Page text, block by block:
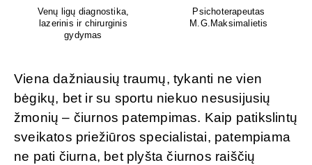
Venų ligų diagnostika,
lazerinis ir chirurginis
gydymas
Psichoterapeutas
M.G.Maksimalietis
Viena dažniausių traumų, tykanti ne vien
bėgikų, bet ir su sportu niekuo nesusijusių
žmonių – čiurnos patempimas. Kaip patikslintų
sveikatos priežiūros specialistai, patempiama
ne pati čiurna, bet plyšta čiurnos raiščių